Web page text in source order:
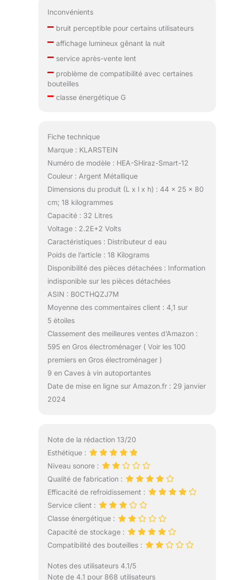
Inconvénients
–bruit perceptible pour certains utilisateurs
–affichage lumineux gênant la nuit
–service après-vente lent
–problème de compatibilité avec certaines
bouteilles
–classe énergétique G
Fiche technique
Marque : KLARSTEIN
Numéro de modèle : HEA-SHiraz-Smart-12
Couleur : Argent Métallique
Dimensions du produit (L x l x h) : 44 x 25 x 80
cm; 18 kilogrammes
Capacité : 32 Litres
Voltage : 2.2E+2 Volts
Caractéristiques : Distributeur d eau
Poids de l’article : 18 Kilograms
Disponibilité des pièces détachées : Information
indisponible sur les pièces détachées
ASIN : B0CTHQZJ7M
Moyenne des commentaires client : 4,1 sur
5 étoiles
Classement des meilleures ventes d’Amazon :
595 en Gros électroménager ( Voir les 100
premiers en Gros électroménager )
9 en Caves à vin autoportantes
Date de mise en ligne sur Amazon.fr : 29 janvier
2024
Note de la rédaction 13/20
Esthétique :
Niveau sonore :
Qualité de fabrication :
Efficacité de refroidissement :
Service client :
Classe énergétique :
Capacité de stockage :
Compatibilité des bouteilles :
Notes des utilisateurs 4.1/5
Note de 4.1 pour 868 utilisateurs